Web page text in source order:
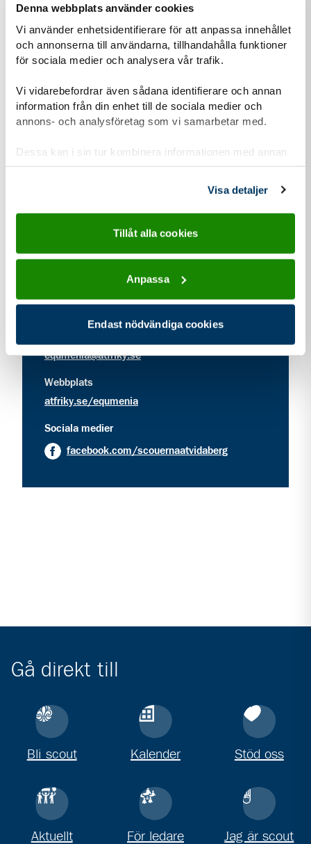
Denna webbplats använder cookies
Vi använder enhetsidentifierare för att anpassa innehållet
och annonserna till användarna, tillhandahålla funktioner
för sociala medier och analysera vår trafik.
Vi vidarebefordrar även sådana identifierare och annan
information från din enhet till de sociala medier och
annons- och analysföretag som vi samarbetar med.
Dessa kan i sin tur kombinera informationen med annan
information som du har tillhandahållit eller som de har
Visa detaljer
Tillåt alla cookies
Anpassa
Endast nödvändiga cookies
Vi vill att du ska känna dig trygg när du kontaktar oss.
Därför vill vi berätta om vår hantering av
personuppgifter och om dataskyddsförordningen
(GDPR).
Läs mer om vår personuppgiftshantering
597 30Åtvidaberg
equmenia@atfriky.se
Webbplats
atfriky.se/equmenia
Sociala medier
facebook.com/scouernaatvidaberg
Gå direkt till
Bli scout Kalender Stöd oss
Aktuellt För ledare Jag är scout